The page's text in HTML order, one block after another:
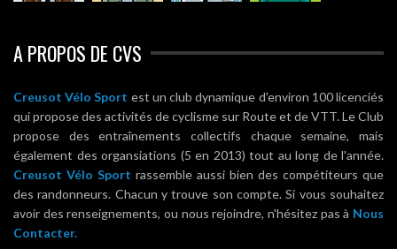
A PROPOS DE CVS
Creusot Vélo Sport est un club dynamique d'environ 100 licenciés
qui propose des activités de cyclisme sur Route et de VTT. Le Club
propose des entraînements collectifs chaque semaine, mais
également des organsiations (5 en 2013) tout au long de l'année.
Creusot Vélo Sport rassemble aussi bien des compétiteurs que
des randonneurs. Chacun y trouve son compte. Si vous souhaitez
avoir des renseignements, ou nous rejoindre, n'hésitez pas à Nous
Contacter.